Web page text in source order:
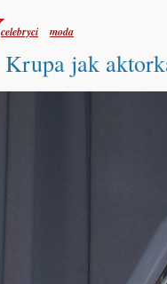
celebryci moda
Krupa jak